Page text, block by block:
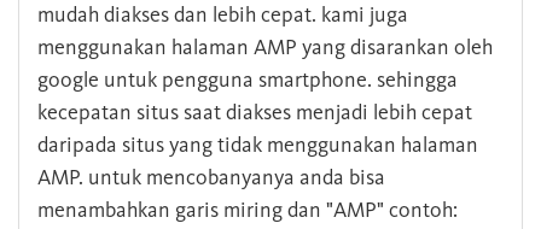
mudah diakses dan lebih cepat. kami juga
menggunakan halaman AMP yang disarankan oleh
google untuk pengguna smartphone. sehingga
kecepatan situs saat diakses menjadi lebih cepat
daripada situs yang tidak menggunakan halaman
AMP. untuk mencobanyanya anda bisa
menambahkan garis miring dan "AMP" contoh: